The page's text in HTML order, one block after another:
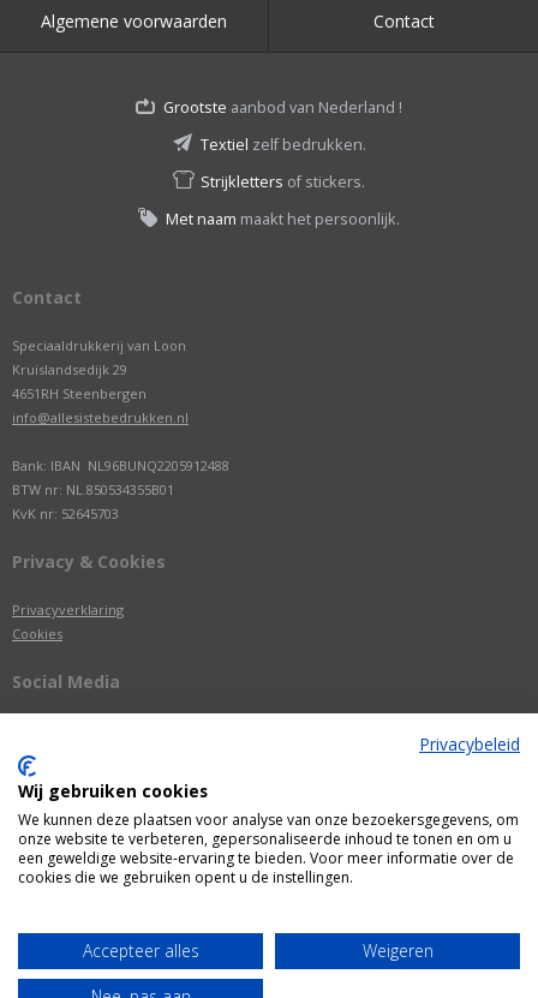
Algemene voorwaarden Contact
Grootste aanbod van Nederland !
Textiel zelf bedrukken.
Strijkletters of stickers.
Met naam maakt het persoonlijk.
Contact
Speciaaldrukkerij van Loon
Kruislandsedijk 29
4651RH Steenbergen
info@allesistebedrukken.nl
Bank: IBAN NL96BUNQ2205912488
BTW nr: NL.850534355B01
KvK nr: 52645703
Privacy & Cookies
Privacyverklaring
Cookies
Social Media
Webshop door
Privacybeleid
Wij gebruiken cookies
We kunnen deze plaatsen voor analyse van onze bezoekersgegevens, om
onze website te verbeteren, gepersonaliseerde inhoud te tonen en om u
een geweldige website-ervaring te bieden. Voor meer informatie over de
cookies die we gebruiken opent u de instellingen.
Accepteer alles
Weigeren